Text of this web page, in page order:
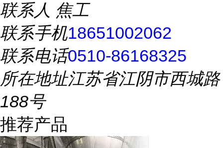
联系人 焦工
联系手机18651002062
联系电话0510-86168325
所在地址江苏省江阴市西城路
188号
推荐产品